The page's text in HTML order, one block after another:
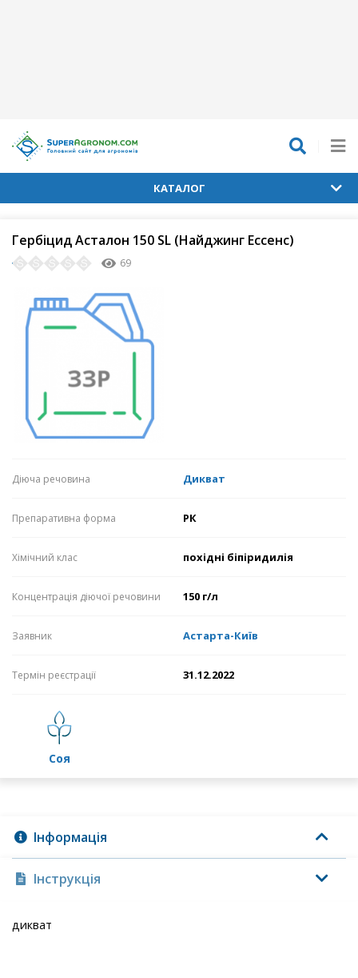
КАТАЛОГ
Гербіцид Асталон 150 SL (Найджинг Ессенс)
69
Діюча речовина Дикват
Препаративна форма РК
Хімічний клас похідні біпіридилія
Концентрація діючої речовини 150 г/л
Заявник Астарта-Київ
Термін реєстрації 31.12.2022
соя
Інформація
Інструкція
дикват